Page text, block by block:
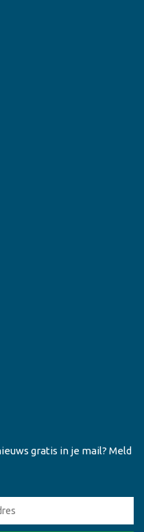
gratis in je mail? Meld